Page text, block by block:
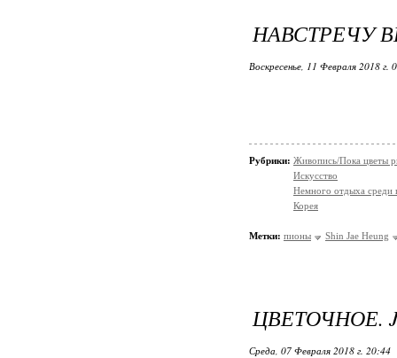
НАВСТРЕЧУ
Воскресенье, 11 Февраля 2018 г.
Рубрики: Живопись/Пока цветы
Искусство
Немного отдыха среди
Корея
Метки: пионы Shin Jae Heung
ЦВЕТОЧНОЕ.
Среда, 07 Февраля 2018 г. 20:44